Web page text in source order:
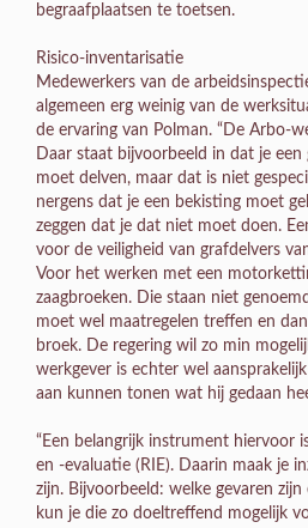
begraafplaatsen te toetsen.
Risico-inventarisatie
Medewerkers van de
algemeen erg weinig van de
de ervaring van Polman. “De Arbo-
Daar staat bijvoorbeeld in dat je een
moet delven, maar dat is niet
nergens dat je een bekisting moet
zeggen dat je dat niet moet doen.
voor de veiligheid van grafdelvers
Voor het werken met een
zaagbroeken. Die staan niet
moet wel maatregelen treffen en
broek. De regering wil zo min
werkgever is echter wel
aan kunnen tonen wat hij gedaan
“Een belangrijk instrument hiervoor
en -evaluatie (RIE). Daarin maak je
zijn. Bijvoorbeeld: welke gevaren
kun je die zo doeltreffend mogelijk